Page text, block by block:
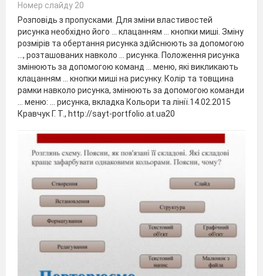
Номер слайду 20
Розповідь з пропусками. Для зміни властивостей
рисунка необхідно його … клацанням … кнопки миші. Зміну
розмірів та обертання рисунка здійснюють за допомогою
…, розташованих навколо … рисунка. Положення рисунка
змінюють за допомогою команд … меню, які викликають
клацанням … кнопки миші на рисунку. Колір та товщина
рамки навколо рисунка, змінюють за допомогою команди
… меню: … рисунка, вкладка Кольори та лінії.14.02.2015
Кравчук Г. Т., http://sayt-portfolio.at.ua20